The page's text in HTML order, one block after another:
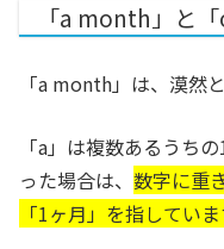
「a month」と
「a month」は、漠然
「a」は複数あるうち
った場合は、 数字に重
「1ヶ月」を指していま